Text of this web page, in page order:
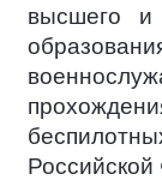
высшего и